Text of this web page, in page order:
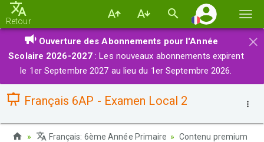
la
Retour
×
Ouverture des Abonnements pour l'Année
Scolaire 2026-2027 : Les nouveaux abonnements expirent
le 1er Septembre 2027 au lieu du 1er Septembre 2026.
Français 6AP - Examen Local 2
Français: 6ème Année Primaire
Contenu premium